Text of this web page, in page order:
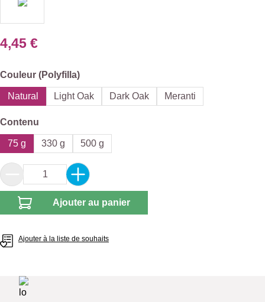
4,45 €
Sélectionnez
Couleur (Polyfilla)
Natural Light Oak Dark Oak Meranti
Sélectionnez
Contenu
75 g 330 g 500 g
Quantité de produit : Entrez la quantité
Ajouter au panier
Ajouter à la liste de souhaits